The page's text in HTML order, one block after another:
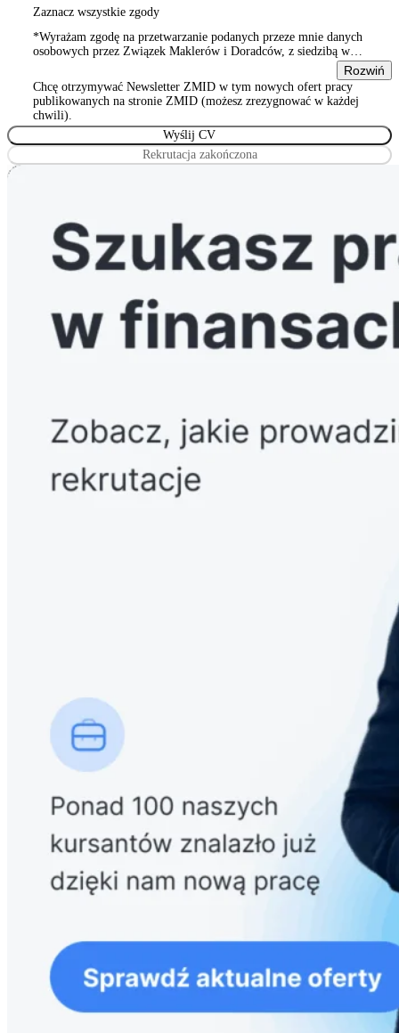
Zaznacz wszystkie zgody
*Wyrażam zgodę na przetwarzanie podanych przeze mnie danych
osobowych przez Związek Maklerów i Doradców, z siedzibą w
stowarzyszeń, innych organizacji społecznych i zawodowych,
Wyrażam zgodę na przetwarzanie podanych przeze mnie danych
osobowych przez Związek Maklerów i Doradców, z siedzibą w
Warszawie 00-815, ul. Sienna 93/2, wpisanym do rejestru
stowarzyszeń, innych organizacji społecznych i zawodowych
Rozwiń
Chcę otrzymywać Newsletter ZMID w tym nowych ofert pracy
publikowanych na stronie ZMID (możesz zrezygnować w każdej
chwili).
Rekrutacja zakończona